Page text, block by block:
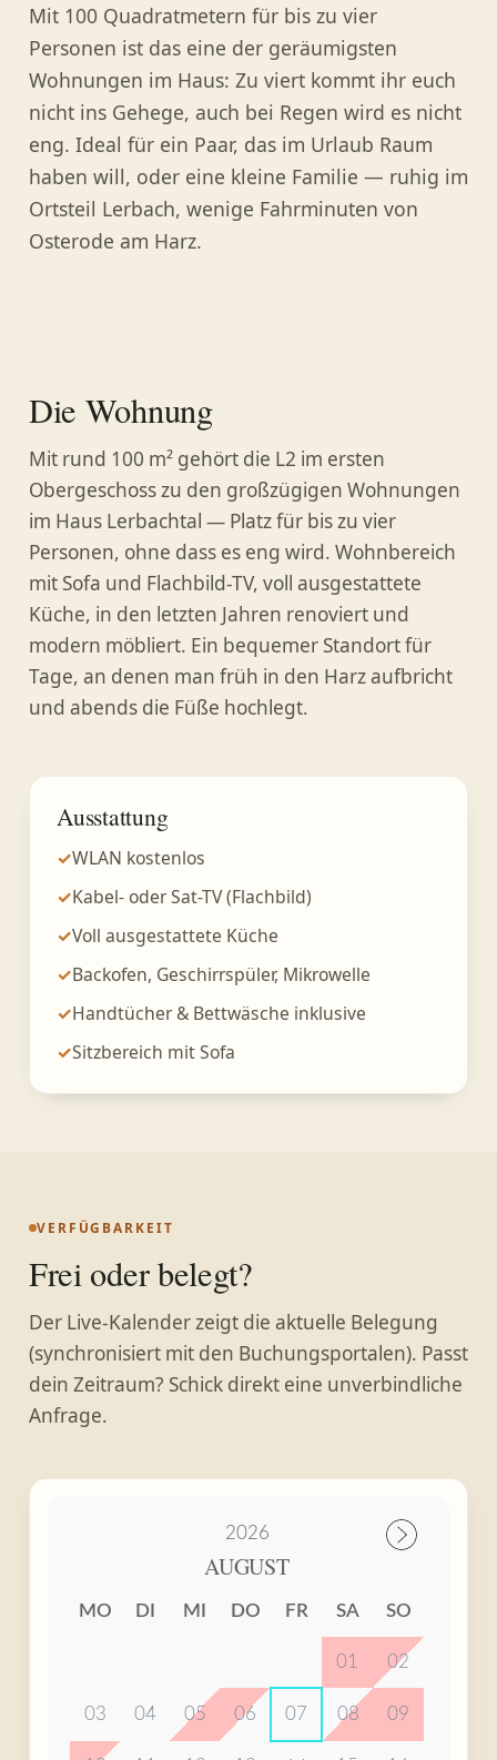
Mit 100 Quadratmetern für bis zu vier
Personen ist das eine der geräumigsten
Wohnungen im Haus: Zu viert kommt ihr euch
nicht ins Gehege, auch bei Regen wird es nicht
eng. Ideal für ein Paar, das im Urlaub Raum
haben will, oder eine kleine Familie — ruhig im
Ortsteil Lerbach, wenige Fahrminuten von
Osterode am Harz.
Die Wohnung
Mit rund 100 m² gehört die L2 im ersten
Obergeschoss zu den großzügigen Wohnungen
im Haus Lerbachtal — Platz für bis zu vier
Personen, ohne dass es eng wird. Wohnbereich
mit Sofa und Flachbild-TV, voll ausgestattete
Küche, in den letzten Jahren renoviert und
modern möbliert. Ein bequemer Standort für
Tage, an denen man früh in den Harz aufbricht
und abends die Füße hochlegt.
Ausstattung
✓WLAN kostenlos
✓Kabel- oder Sat-TV (Flachbild)
✓Voll ausgestattete Küche
✓Backofen, Geschirrspüler, Mikrowelle
✓Handtücher & Bettwäsche inklusive
✓Sitzbereich mit Sofa
VERFÜGBARKEIT
Frei oder belegt?
Der Live-Kalender zeigt die aktuelle Belegung
(synchronisiert mit den Buchungsportalen). Passt
dein Zeitraum? Schick direkt eine unverbindliche
Anfrage.
2026
AUGUST
MO DI MI DO FR SA SO
01 02
03 04 05 06 07 08 09